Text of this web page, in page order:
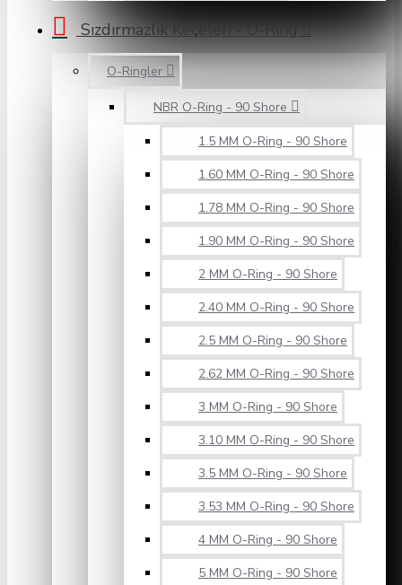
Sızdırmazlık Keçeleri - O-Ring
O-Ringler
NBR O-Ring - 90 Shore
1.5 MM O-Ring - 90 Shore
1.60 MM O-Ring - 90 Shore
1.78 MM O-Ring - 90 Shore
1.90 MM O-Ring - 90 Shore
2 MM O-Ring - 90 Shore
2.40 MM O-Ring - 90 Shore
2.5 MM O-Ring - 90 Shore
2.62 MM O-Ring - 90 Shore
3 MM O-Ring - 90 Shore
3.10 MM O-Ring - 90 Shore
3.5 MM O-Ring - 90 Shore
3.53 MM O-Ring - 90 Shore
4 MM O-Ring - 90 Shore
5 MM O-Ring - 90 Shore